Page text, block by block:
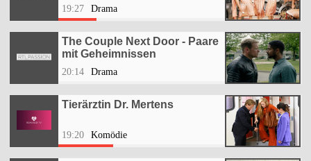
19:27 Drama
The Couple Next Door - Paare
mit Geheimnissen
20:14 Drama
Tierärztin Dr. Mertens
19:20 Komödie